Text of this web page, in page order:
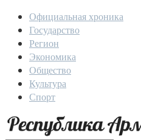
Официальная хроника
Государство
Регион
Экономика
Общество
Культура
Спорт